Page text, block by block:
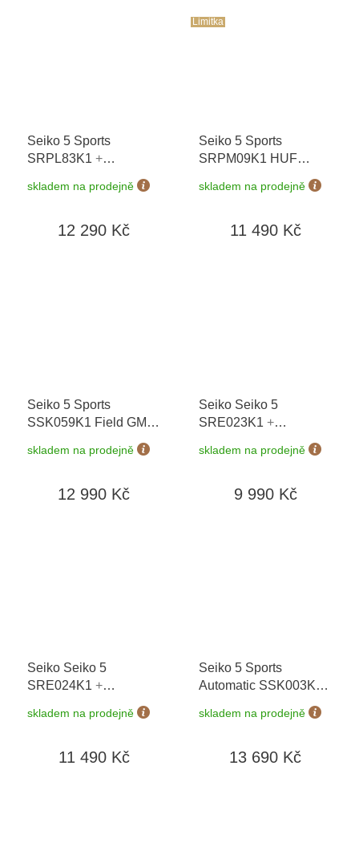
Seiko 5 Sports
SRPL83K1 +
prodloužená záruka 5
let + možnost výměny
skladem na prodejně
12 290 Kč
Limitka
Seiko 5 Sports
SRPM09K1 HUF
Limited Edition 7000 ks
+ prodloužená záruka
do 90 dní
skladem na prodejně
11 490 Kč
Seiko 5 Sports
SSK059K1 Field GMT
+ prodloužená záruka
5 let
skladem na prodejně
12 990 Kč
Seiko Seiko 5
SRE023K1 +
prodloužená záruka 5
let + možnost výměny
skladem na prodejně
9 990 Kč
Seiko Seiko 5
SRE024K1 +
prodloužená záruka 5
let + možnost výměny
skladem na prodejně
11 490 Kč
Seiko 5 Sports
Automatic SSK003K1
prodloužená záruka 5
skladem na prodejně
13 690 Kč